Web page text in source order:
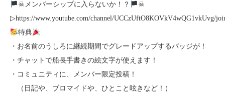
☠メンバーシップに入らないか！？
☠
▷https://www.youtube.com/channel/UCCzUftO8KOVkV4wQG1vkUvg/
特典
・お名前のうしろに継続期間でグレードアップするバッジが！
・チャットで船長手書きの絵文字が使えます！
・コミュニティに、メンバー限定投稿！
（日記や、ブロマイドや、ひとこと呟きなど！）